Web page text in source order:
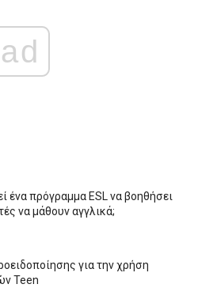
ad
ένα πρόγραμμα ESL να βοηθήσει
να μάθουν αγγλικά;
για την χρήση
Teen